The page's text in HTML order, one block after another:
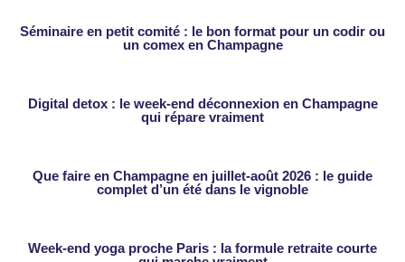
Séminaire en petit comité : le bon format pour un codir ou
un comex en Champagne
Digital detox : le week-end déconnexion en Champagne
qui répare vraiment
Que faire en Champagne en juillet-août 2026 : le guide
complet d’un été dans le vignoble
Week-end yoga proche Paris : la formule retraite courte